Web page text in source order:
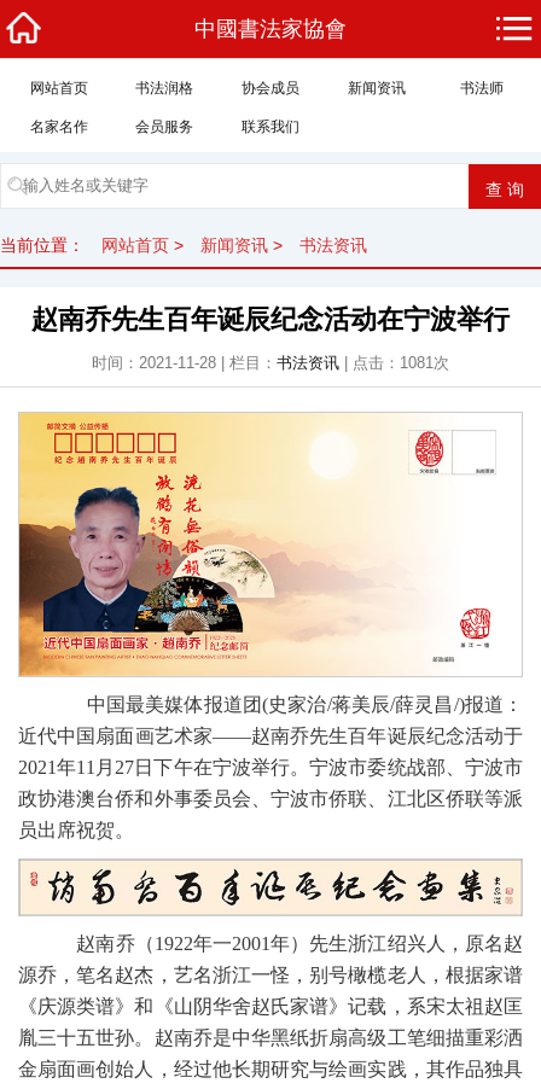
中國書法家協會
网站首页 书法润格 协会成员 新闻资讯 书法师
名家名作 会员服务 联系我们
当前位置： 网站首页 > 新闻资讯 > 书法资讯
赵南乔先生百年诞辰纪念活动在宁波举行
时间：2021-11-28 | 栏目： 书法资讯 | 点击：1081次
中国最美媒体报道团(史家治/蒋美辰/薛灵昌/)报道：
近代中国扇面画艺术家——赵南乔先生百年诞辰纪念活动于
2021年11月27日下午在宁波举行。宁波市委统战部、宁波市
政协港澳台侨和外事委员会、宁波市侨联、江北区侨联等派
员出席祝贺。
赵南乔（1922年一2001年）先生浙江绍兴人，原名赵
源乔，笔名赵杰，艺名浙江一怪，别号橄榄老人，根据家谱
《庆源类谱》和《山阴华舍赵氏家谱》记载，系宋太祖赵匡
胤三十五世孙。赵南乔是中华黑纸折扇高级工笔细描重彩洒
金扇面画创始人，经过他长期研究与绘画实践，其作品独具